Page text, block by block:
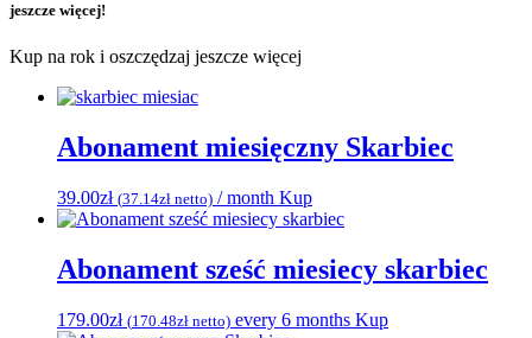
jeszcze więcej!
Kup na rok i oszczędzaj jeszcze więcej
Abonament miesięczny Skarbiec
39.00zł (37.14zł netto) / month Kup
Abonament sześć miesiecy skarbiec
179.00zł (170.48zł netto) every 6 months Kup